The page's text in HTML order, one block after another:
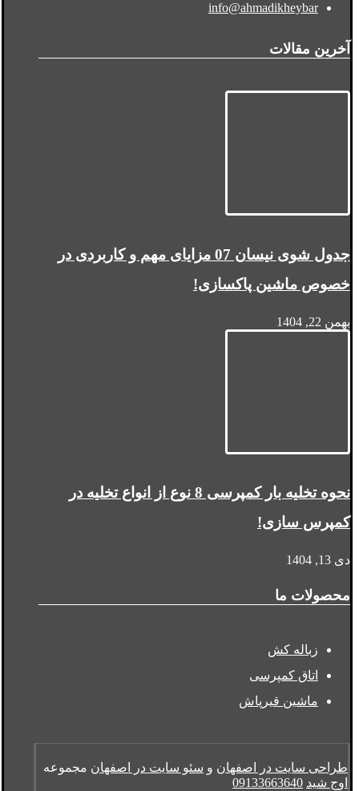
info@ahmadikheybar
آخرین مقالات
جدول شوی نیسان 07 مزایای مهم و کاربردی در
خصوص ماشین پاکسازی!
بهمن 22, 1404
نحوه تخلیه بار کمپرسی 8 نوع از انواع تخلیه در
کمپرس سازی!
دی 13, 1404
محصولات ما
زباله کش
اتاق کمپرسی
ماشین قیرپاش
طراحی سایت در اصفهان و سئو سایت در اصفهان مجموعه
اوج شید 09133663640